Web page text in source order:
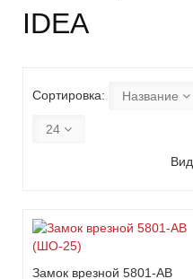
IDEA
Сортировка: Название
24
Замок врезной 5801-AB